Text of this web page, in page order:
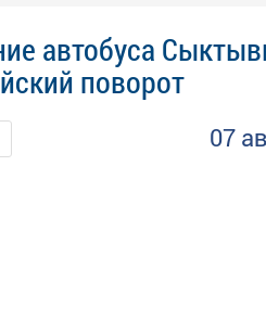
автобуса
поворот
07